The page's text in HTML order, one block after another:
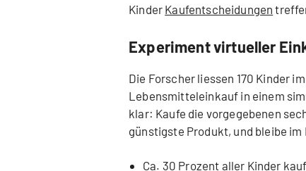
Kinder Kaufentscheidungen
Experiment virtueller
Die Forscher liessen 170 Kinder
Lebensmitteleinkauf in einem
klar: Kaufe die vorgegebenen
günstigste Produkt, und bleibe
Ca. 30 Prozent aller Kinder